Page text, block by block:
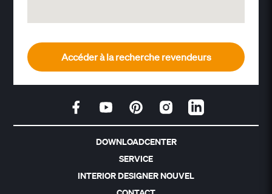
Accéder à la recherche revendeurs
DOWNLOADCENTER
SERVICE
INTERIOR DESIGNER NOUVEL